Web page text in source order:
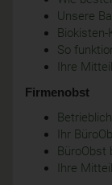
Unsere
So
Ihre
Firmenobst
Ihr
BüroObst
Ihre